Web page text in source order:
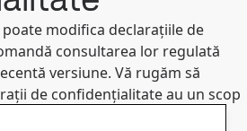
poate modifica declarațiile de
consultarea lor regulată
versiune. Vă rugăm să
de confidențialitate au un scop